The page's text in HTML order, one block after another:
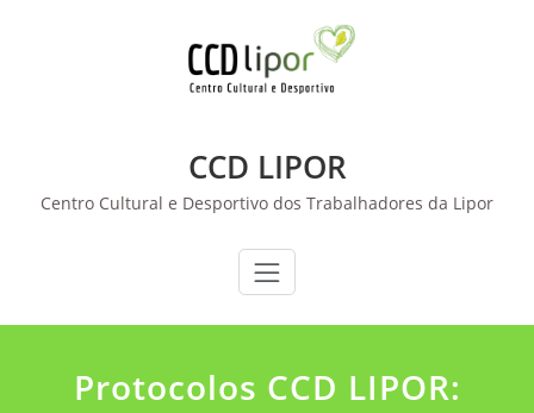
CCD LIPOR
Centro Cultural e Desportivo dos Trabalhadores da Lipor
Protocolos CCD LIPOR: